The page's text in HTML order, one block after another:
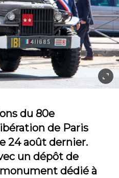
du 80e
de Paris
24 août dernier.
un dépôt de
dédié à